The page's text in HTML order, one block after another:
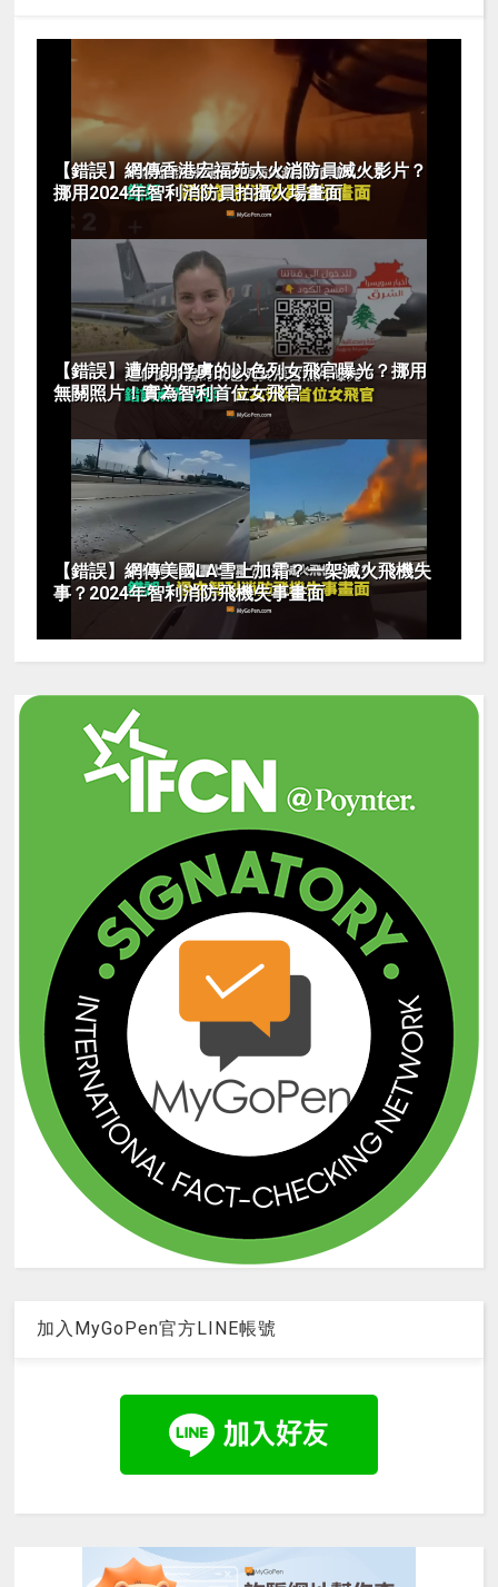
【錯誤】網傳香港宏福苑大火消防員滅火影片？
挪用2024年智利消防員拍攝火場畫面
【錯誤】遭伊朗俘虜的以色列女飛官曝光？挪用
無關照片！實為智利首位女飛官
【錯誤】網傳美國LA雪上加霜？一架滅火飛機失
事？2024年智利消防飛機失事畫面
加入MyGoPen官方LINE帳號